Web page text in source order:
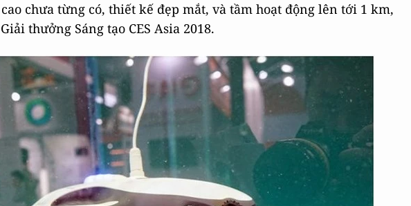
chưa từng có, thiết kế đẹp mắt, và tầm hoạt động lên tới 1 km,
thưởng Sáng tạo CES Asia 2018.